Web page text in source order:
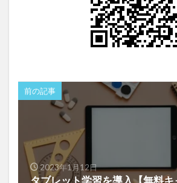
前の記事
2023年1月12日
タブレット学習を導入【無料